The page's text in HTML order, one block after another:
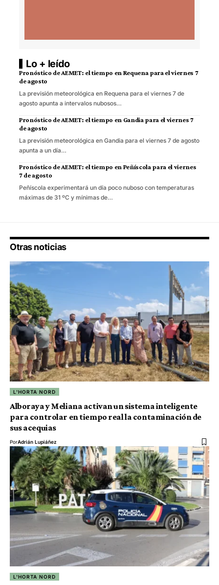
Lo + leído
Pronóstico de AEMET: el tiempo en Requena para el viernes 7
de agosto
La previsión meteorológica en Requena para el viernes 7 de
agosto apunta a intervalos nubosos…
Pronóstico de AEMET: el tiempo en Gandia para el viernes 7
de agosto
La previsión meteorológica en Gandia para el viernes 7 de agosto
apunta a un día…
Pronóstico de AEMET: el tiempo en Peñíscola para el viernes
7 de agosto
Peñíscola experimentará un día poco nuboso con temperaturas
máximas de 31 ºC y mínimas de…
Otras noticias
L'HORTA NORD
Alboraya y Meliana activan un sistema inteligente
para controlar en tiempo real la contaminación de
sus acequias
PorAdrián Lupiáñez
L'HORTA NORD